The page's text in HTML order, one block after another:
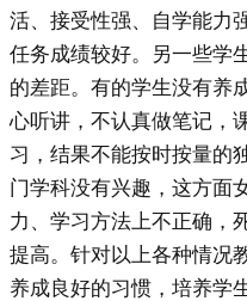
活、接受性强、自学能力
任务成绩较好。另一些学
的差距。有的学生没有养
心听讲，不认真做笔记，
习，结果不能按时按量的
门学科没有兴趣，这方面
力、学习方法上不正确，
提高。针对以上各种情况
养成良好的习惯，培养学